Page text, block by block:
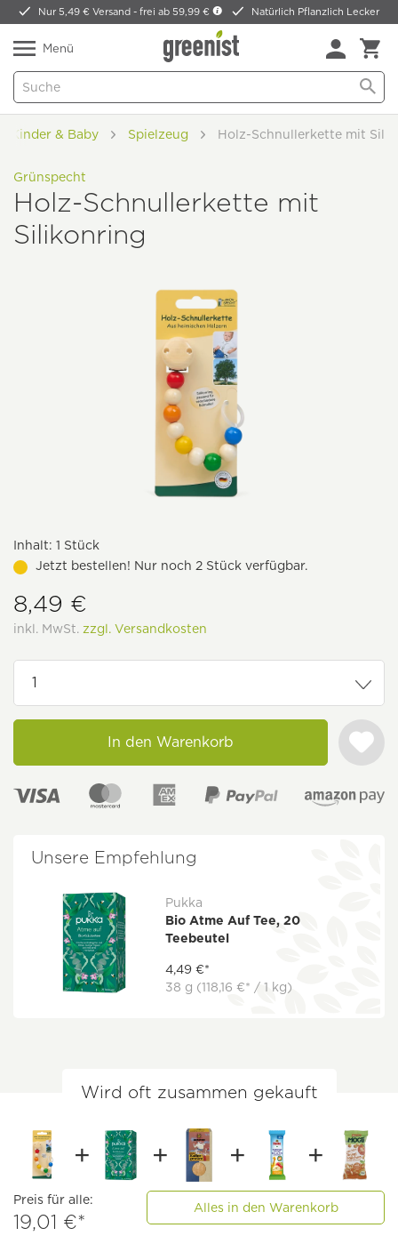
Nur 5,49 € Versand -frei ab 59,99 € Natürlich Pflanzlich Lecker
Menü
Kinder & Baby Spielzeug Holz-Schnullerkette mit
Grünspecht
Holz-Schnullerkette mit
Silikonring
Inhalt: 1 Stück
Jetzt bestellen! Nur noch 2 Stück verfügbar.
8,49 €
inkl. MwSt. zzgl. Versandkosten
In den Warenkorb
Unsere Empfehlung
Pukka
Bio Atme Auf Tee, 20
Teebeutel
4,49 €*
38 g (118,16 €* / 1 kg)
Wird oft zusammen gekauft
Preis für alle:
19,01 €*
Alles in den Warenkorb